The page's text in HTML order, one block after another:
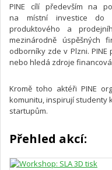
PINE cílí především na
na místní investice do
produktového a
mezinárodně úspěšných
odborníky zde v Plzni.
nebo hledá zdroje
Kromě toho aktéři PINE
komunitu, inspirují studenty
startupům.
Přehled akcí: